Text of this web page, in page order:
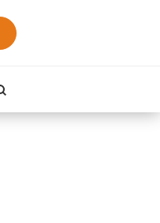
Найти